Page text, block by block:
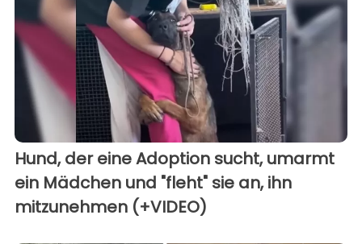
Hund, der eine Adoption sucht, umarmt
ein Mädchen und "fleht" sie an, ihn
mitzunehmen (+VIDEO)